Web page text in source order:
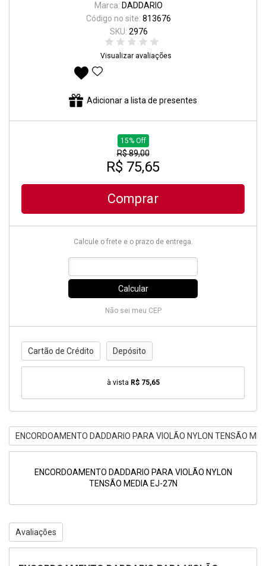
Marca: DADDARIO
Código no site: 813676
SKU: 2976
Visualizar avaliações
Adicionar a lista de presentes
15% Off
R$ 89,00
R$ 75,65
Comprar
Calcule o frete e o prazo de entrega.
Calcular
Não sei meu CEP
Cartão de Crédito Depósito
à vista R$ 75,65
ENCORDOAMENTO DADDARIO PARA VIOLÃO NYLON TENSÃO
ENCORDOAMENTO DADDARIO PARA VIOLÃO NYLON
TENSÃO MEDIA EJ-27N
Avaliações